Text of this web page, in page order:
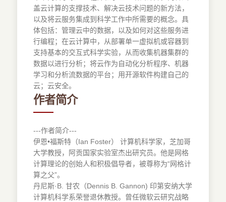
盖云计算的支撑技术、解决云技术问题的新方法，
以及将云服务集成到科学工作中所需要的概念。具
体包括：管理云中的数据，以及如何对这些服务进
行编程；在云计算中，从部署单一虚拟机或容器到
支持基本的交互式科学实验，从而收集机器集群的
数据以进行分析；将云作为自动化分析程序、机器
学习和分析流数据的平台；用开源软件构建自己的
云；云安全。
作者简介
---作者简介---
伊恩•福斯特（Ian Foster） 计算机科学家，芝加哥
大学教授，阿贡国家实验室杰出研究员。他是网格
计算理论的创始人和积极倡导者，被尊称为“网格计
算之父”。
丹尼斯·B. 甘农（Dennis B. Gannon) 印第安纳大学
计算机科学系荣誉退休教授。曾任微软云研究战略